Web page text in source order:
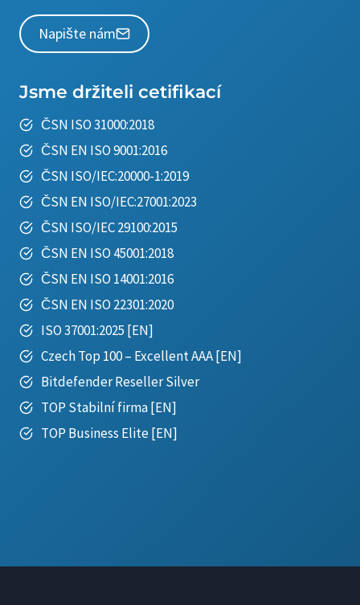
Napište nám
Jsme držiteli cetifikací
ČSN ISO 31000:2018
ČSN EN ISO 9001:2016
ČSN ISO/IEC:20000-1:2019
ČSN EN ISO/IEC:27001:2023
ČSN ISO/IEC 29100:2015
ČSN EN ISO 45001:2018
ČSN EN ISO 14001:2016
ČSN EN ISO 22301:2020
ISO 37001:2025 [EN]
Czech Top 100 – Excellent AAA[EN]
Bitdefender Reseller Silver
TOP Stabilní firma[EN]
TOP Business Elite[EN]